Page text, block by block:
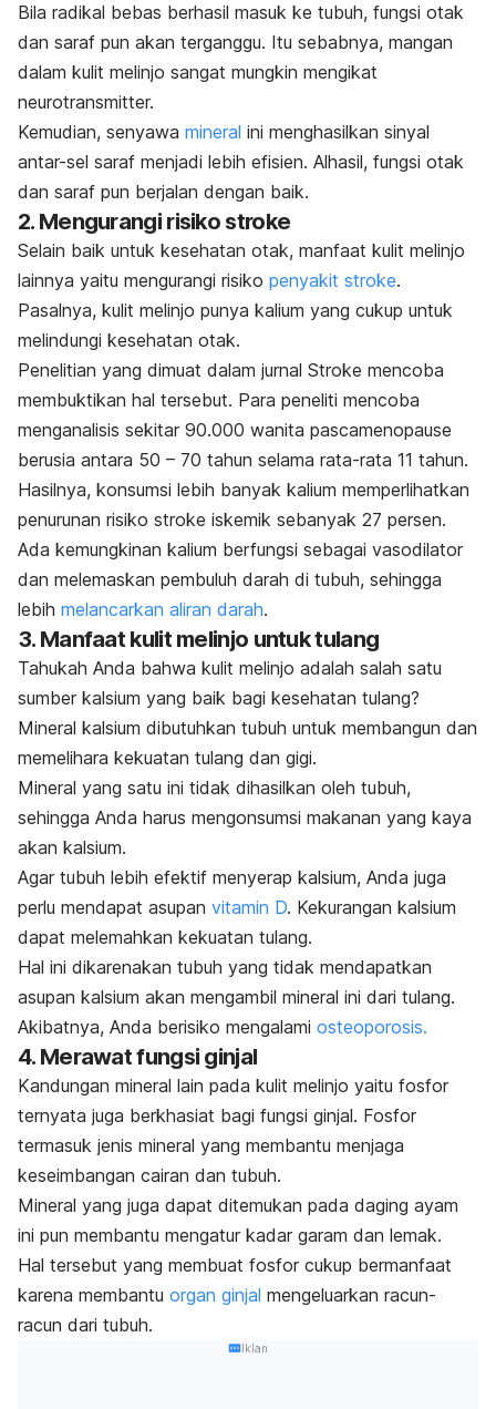
Bila radikal bebas berhasil masuk ke tubuh, fungsi otak
dan saraf pun akan terganggu. Itu sebabnya, mangan
dalam kulit melinjo sangat mungkin mengikat
neurotransmitter.
Kemudian, senyawa mineral ini menghasilkan sinyal
antar-sel saraf menjadi lebih efisien. Alhasil, fungsi otak
dan saraf pun berjalan dengan baik.
2. Mengurangi risiko stroke
Selain baik untuk kesehatan otak, manfaat kulit melinjo
lainnya yaitu mengurangi risiko penyakit stroke.
Pasalnya, kulit melinjo punya kalium yang cukup untuk
melindungi kesehatan otak.
Penelitian yang dimuat dalam jurnal Stroke mencoba
membuktikan hal tersebut. Para peneliti mencoba
menganalisis sekitar 90.000 wanita pascamenopause
berusia antara 50 – 70 tahun selama rata-rata 11 tahun.
Hasilnya, konsumsi lebih banyak kalium memperlihatkan
penurunan risiko stroke iskemik sebanyak 27 persen.
Ada kemungkinan kalium berfungsi sebagai vasodilator
dan melemaskan pembuluh darah di tubuh, sehingga
lebih melancarkan aliran darah.
3. Manfaat kulit melinjo untuk tulang
Tahukah Anda bahwa kulit melinjo adalah salah satu
sumber kalsium yang baik bagi kesehatan tulang?
Mineral kalsium dibutuhkan tubuh untuk membangun dan
memelihara kekuatan tulang dan gigi.
Mineral yang satu ini tidak dihasilkan oleh tubuh,
sehingga Anda harus mengonsumsi makanan yang kaya
akan kalsium.
Agar tubuh lebih efektif menyerap kalsium, Anda juga
perlu mendapat asupan vitamin D. Kekurangan kalsium
dapat melemahkan kekuatan tulang.
Hal ini dikarenakan tubuh yang tidak mendapatkan
asupan kalsium akan mengambil mineral ini dari tulang.
Akibatnya, Anda berisiko mengalami osteoporosis.
4. Merawat fungsi ginjal
Kandungan mineral lain pada kulit melinjo yaitu fosfor
ternyata juga berkhasiat bagi fungsi ginjal. Fosfor
termasuk jenis mineral yang membantu menjaga
keseimbangan cairan dan tubuh.
Mineral yang juga dapat ditemukan pada daging ayam
ini pun membantu mengatur kadar garam dan lemak.
Hal tersebut yang membuat fosfor cukup bermanfaat
karena membantu organ ginjal mengeluarkan racun-
racun dari tubuh.
Iklan